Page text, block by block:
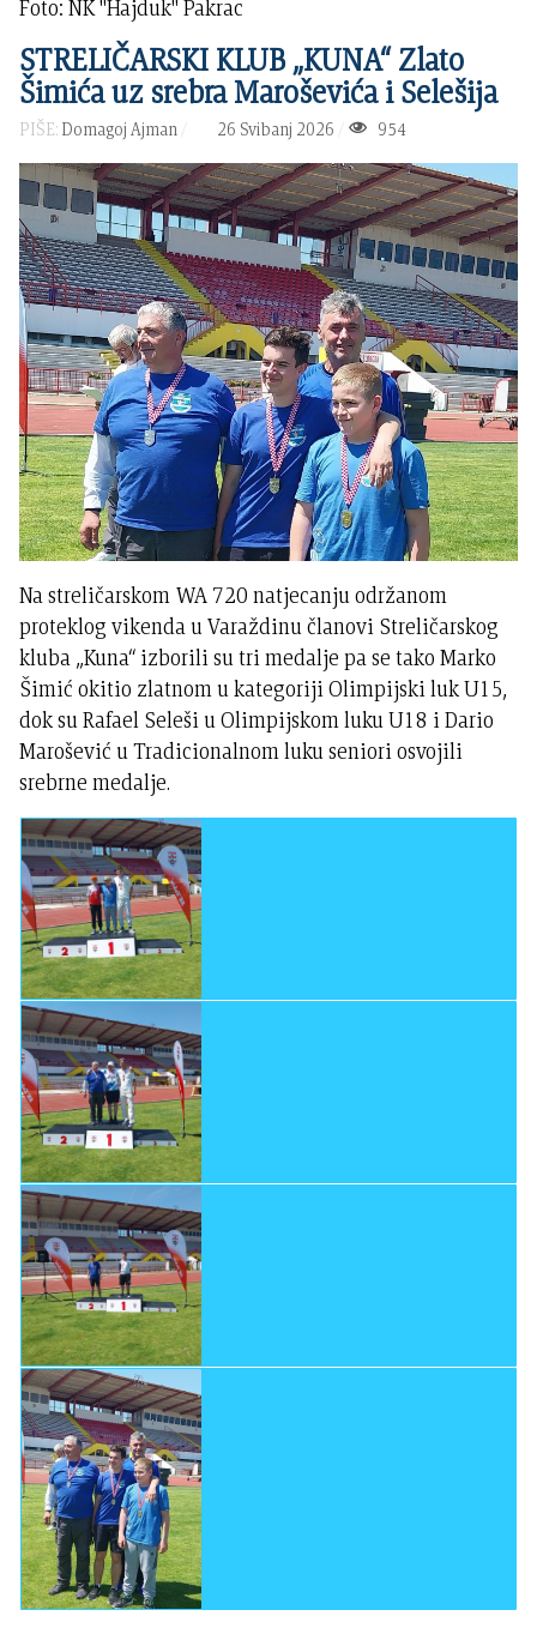
Foto: NK "Hajduk" Pakrac
STRELIČARSKI KLUB „KUNA“ Zlato
Šimića uz srebra Maroševića i Selešija
PIŠE: Domagoj Ajman 26 Svibanj 2026 954
Na streličarskom WA 720 natjecanju održanom
proteklog vikenda u Varaždinu članovi Streličarskog
kluba „Kuna“ izborili su tri medalje pa se tako Marko
Šimić okitio zlatnom u kategoriji Olimpijski luk U15,
dok su Rafael Seleši u Olimpijskom luku U18 i Dario
Marošević u Tradicionalnom luku seniori osvojili
srebrne medalje.